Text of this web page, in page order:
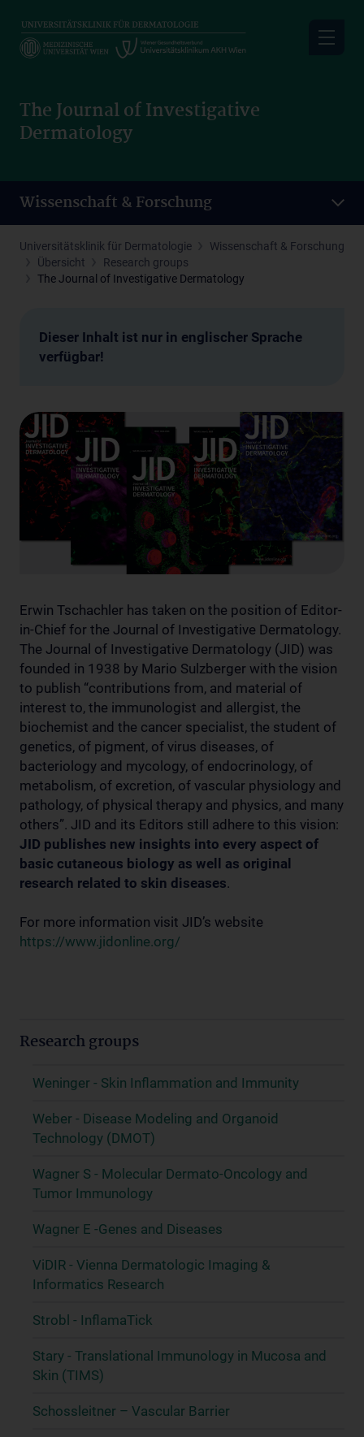
main
The Journal of Investigative
Dermatology
Wissenschaft & Forschung
Universitätsklinik für Dermatologie
Wissenschaft & Forschung
Übersicht
Research groups
The Journal of Investigative Dermatology
Dieser Inhalt ist nur in englischer Sprache
verfügbar!
Erwin Tschachler has taken on the position of Editor-
in-Chief for the Journal of Investigative Dermatology.
The Journal of Investigative Dermatology (JID) was
founded in 1938 by Mario Sulzberger with the vision
to publish “contributions from, and material of
interest to, the immunologist and allergist, the
biochemist and the cancer specialist, the student of
genetics, of pigment, of virus diseases, of
bacteriology and mycology, of endocrinology, of
metabolism, of excretion, of vascular physiology and
pathology, of physical therapy and physics, and many
others”. JID and its Editors still adhere to this vision:
JID publishes new insights into every aspect of
basic cutaneous biology as well as original
research related to skin diseases.
For more information visit JID’s website
https://www.jidonline.org/
Research groups
Weninger - Skin Inflammation and Immunity
Weber - Disease Modeling and Organoid
Technology (DMOT)
Wagner S - Molecular Dermato-Oncology and
Tumor Immunology
Wagner E -Genes and Diseases
ViDIR - Vienna Dermatologic Imaging &
Informatics Research
Strobl - InflamaTick
Stary - Translational Immunology in Mucosa and
Skin (TIMS)
Schossleitner – Vascular Barrier